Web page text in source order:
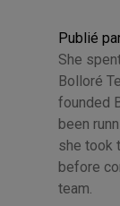
Publié
She
Bolloré
founded
been
she took
before
team.